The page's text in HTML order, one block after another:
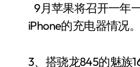
9月苹果将召开一年
iPhone的充电器情况
3、搭骁龙845的魅族